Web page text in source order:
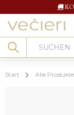
🚚
Search
Start Alle Produkte